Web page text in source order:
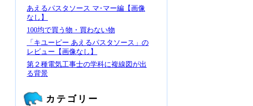
あえるパスタソース マ･マー編【画像
なし】
100均で買う物・買わない物
「キユーピー あえるパスタソース」の
レビュー【画像なし】
第２種電気工事士の学科に複線図が出
る背景
カテゴリー